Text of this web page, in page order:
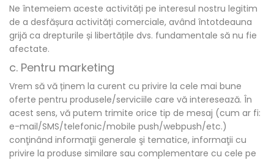
Ne întemeiem aceste activități pe interesul nostru legitim
de a desfășura activități comerciale, având întotdeauna
grijă ca drepturile și libertățile dvs. fundamentale să nu fie
afectate.
c. Pentru marketing
Vrem să vă ținem la curent cu privire la cele mai bune
oferte pentru produsele/serviciile care vă interesează. În
acest sens, vă putem trimite orice tip de mesaj (cum ar fi:
e-mail/SMS/telefonic/mobile push/webpush/etc.)
conţinând informaţii generale şi tematice, informaţii cu
privire la produse similare sau complementare cu cele pe